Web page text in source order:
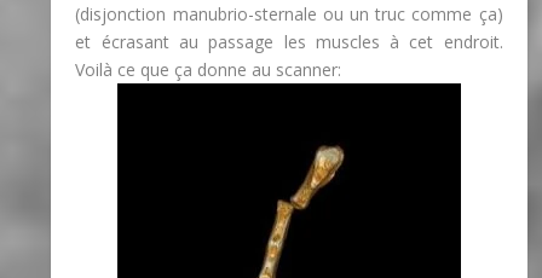
(disjonction manubrio-sternale ou un truc comme ça)
et écrasant au passage les muscles à cet endroit.
Voilà ce que ça donne au scanner: